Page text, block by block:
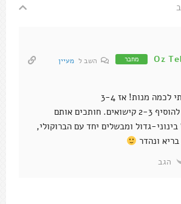
Oz מחבר השב ל מעיין
מנות! אז 3-4
ובהחלט אפשר להוסיף 2-3 קישואים. חותכים אותם
בינוני-גדול ומבשלים יחד עם הברוקולי,
ונהדר
הגב